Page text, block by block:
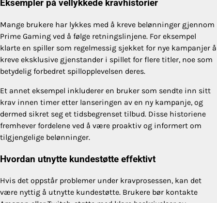
Eksempler på vellykkede kravhistorier
Mange brukere har lykkes med å kreve belønninger gjennom
Prime Gaming ved å følge retningslinjene. For eksempel
klarte en spiller som regelmessig sjekket for nye kampanjer å
kreve eksklusive gjenstander i spillet for flere titler, noe som
betydelig forbedret spillopplevelsen deres.
Et annet eksempel inkluderer en bruker som sendte inn sitt
krav innen timer etter lanseringen av en ny kampanje, og
dermed sikret seg et tidsbegrenset tilbud. Disse historiene
fremhever fordelene ved å være proaktiv og informert om
tilgjengelige belønninger.
Hvordan utnytte kundestøtte effektivt
Hvis det oppstår problemer under kravprosessen, kan det
være nyttig å utnytte kundestøtte. Brukere bør kontakte